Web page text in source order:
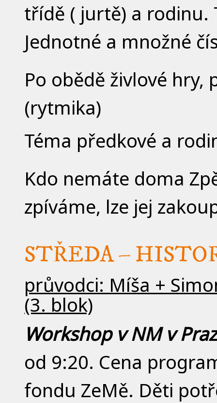
třídě ( jurtě) a rodinu.
Jednotné a množné
Po obědě živlové hry,
(rytmika)
Téma předkové a
Kdo nemáte doma
zpíváme, lze jej
STŘEDA –
průvodci: Míša +
(3. blok)
Workshop v NM v
od 9:20. Cena
fondu ZeMě. Děti